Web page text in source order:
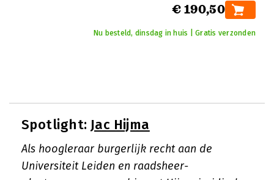
€ 190,50
Nu besteld, dinsdag in huis | Gratis verzonden
Spotlight: Jac Hijma
Als hoogleraar burgerlijk recht aan de
Universiteit Leiden en raadsheer-